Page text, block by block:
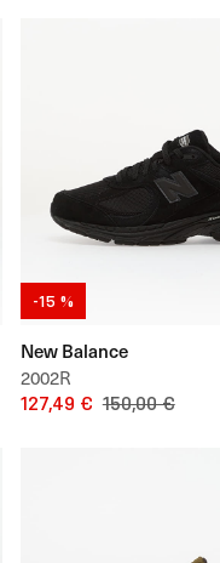
-15 %
New Balance
2002R
127,49 € 150,00 €